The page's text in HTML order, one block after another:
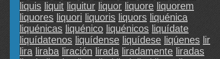
liquis liquit liquitur liquor liquore liquorem
liquores liquori liquoris liquors liquénica
liquénicas liquénico liquénicos liquídate
liquídatenos liquídense liquídese liqúenes lir
lira liraba liración lirada liradamente liradas